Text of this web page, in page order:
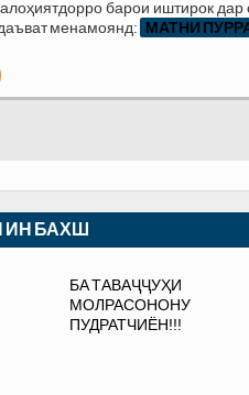
барои иштирок
менамоянд: МАТНИ ПУРРА
ИН БАХШ
БА ТАВАҶҶУҲИ
МОЛРАСОНОНУ
ПУДРАТЧИЁН!!!